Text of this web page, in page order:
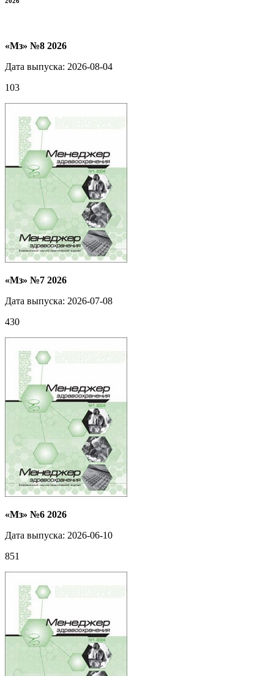
«Мз» №8 2026
Дата выпуска: 2026-08-04
103
«Мз» №7 2026
Дата выпуска: 2026-07-08
430
«Мз» №6 2026
Дата выпуска: 2026-06-10
851